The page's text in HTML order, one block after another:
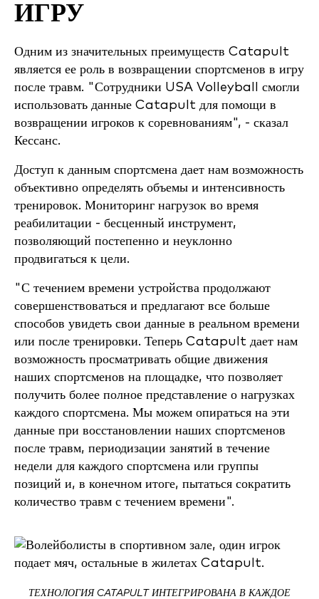
ИГРУ
Одним из значительных преимуществ Catapult
является ее роль в возвращении спортсменов в игру
после травм. "Сотрудники USA Volleyball смогли
использовать данные Catapult для помощи в
возвращении игроков к соревнованиям", - сказал
Кессанс.
Доступ к данным спортсмена дает нам возможность
объективно определять объемы и интенсивность
тренировок. Мониторинг нагрузок во время
реабилитации - бесценный инструмент,
позволяющий постепенно и неуклонно
продвигаться к цели.
"С течением времени устройства продолжают
совершенствоваться и предлагают все больше
способов увидеть свои данные в реальном времени
или после тренировки. Теперь Catapult дает нам
возможность просматривать общие движения
наших спортсменов на площадке, что позволяет
получить более полное представление о нагрузках
каждого спортсмена. Мы можем опираться на эти
данные при восстановлении наших спортсменов
после травм, периодизации занятий в течение
недели для каждого спортсмена или группы
позиций и, в конечном итоге, пытаться сократить
количество травм с течением времени".
ТЕХНОЛОГИЯ CATAPULT ИНТЕГРИРОВАНА В КАЖДОЕ